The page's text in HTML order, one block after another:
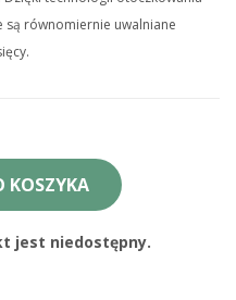
są równomiernie uwalniane
KOSZYKA
jest niedostępny.